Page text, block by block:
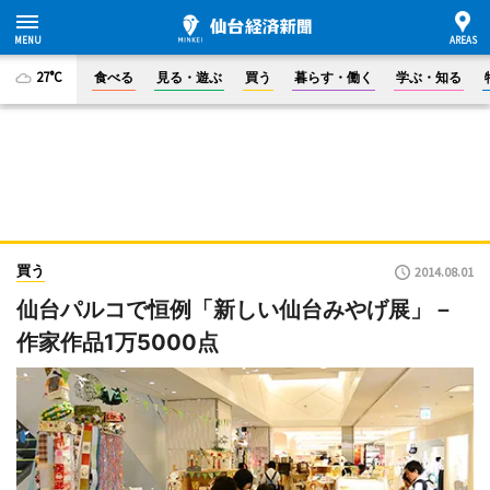
27°C 食べる 見る・遊ぶ 買う 暮らす・働く 学ぶ・知る
買う 2014.08.01
仙台パルコで恒例「新しい仙台みやげ展」－
作家作品1万5000点